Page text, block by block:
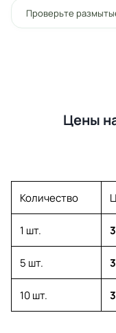
Проверьте
Цены
Количество
1 шт.
5 шт.
10 шт.